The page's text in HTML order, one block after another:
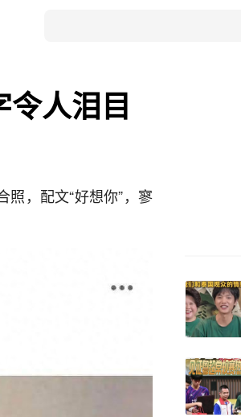
令人泪目
，配文“好想你”，寥